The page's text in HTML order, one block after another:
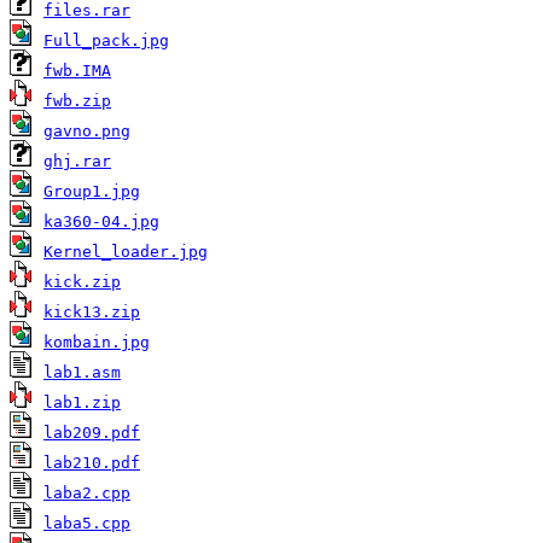
files.rar
Full_pack.jpg
fwb.IMA
fwb.zip
gavno.png
ghj.rar
Group1.jpg
ka360-04.jpg
Kernel_loader.jpg
kick.zip
kick13.zip
kombain.jpg
lab1.asm
lab1.zip
lab209.pdf
lab210.pdf
laba2.cpp
laba5.cpp